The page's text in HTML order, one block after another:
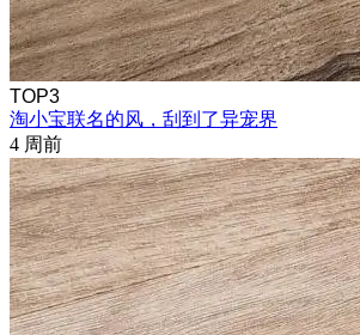
TOP3
淘小宝联名的风，刮到了异宠界
4 周前